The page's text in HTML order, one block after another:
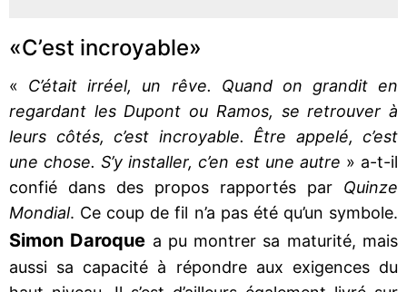
«C’est incroyable»
« C’était irréel, un rêve. Quand on grandit en
regardant les Dupont ou Ramos, se retrouver à
leurs côtés, c’est incroyable. Être appelé, c’est
une chose. S’y installer, c’en est une autre » a-t-il
confié dans des propos rapportés par Quinze
Mondial. Ce coup de fil n’a pas été qu’un symbole.
Simon Daroque a pu montrer sa maturité, mais
aussi sa capacité à répondre aux exigences du